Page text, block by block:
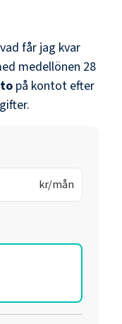
får jag kvar
medellönen 28
på kontot efter
kr/mån